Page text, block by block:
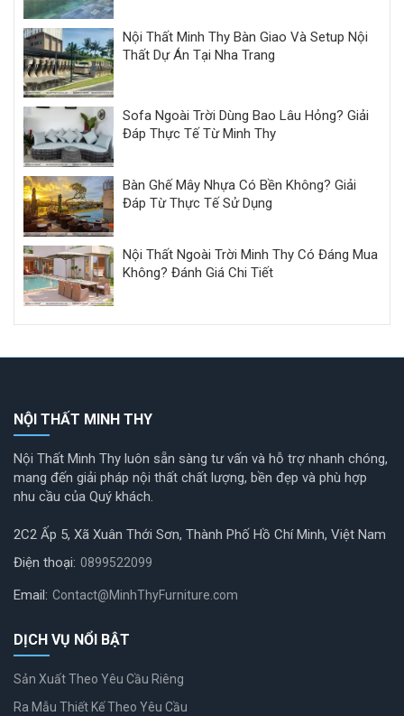
Nội Thất Minh Thy Bàn Giao Và Setup Nội
Thất Dự Án Tại Nha Trang
Sofa Ngoài Trời Dùng Bao Lâu Hỏng? Giải
Đáp Thực Tế Từ Minh Thy
Bàn Ghế Mây Nhựa Có Bền Không? Giải
Đáp Từ Thực Tế Sử Dụng
Nội Thất Ngoài Trời Minh Thy Có Đáng Mua
Không? Đánh Giá Chi Tiết
NỘI THẤT MINH THY
Nội Thất Minh Thy luôn sẵn sàng tư vấn và hỗ trợ nhanh chóng,
mang đến giải pháp nội thất chất lượng, bền đẹp và phù hợp
nhu cầu của Quý khách.
2C2 Ấp 5, Xã Xuân Thới Sơn, Thành Phố Hồ Chí Minh, Việt Nam
Điện thoại: 0899522099
Email: Contact@MinhThyFurniture.com
DỊCH VỤ NỔI BẬT
Sản Xuất Theo Yêu Cầu Riêng
Ra Mẫu Thiết Kế Theo Yêu Cầu